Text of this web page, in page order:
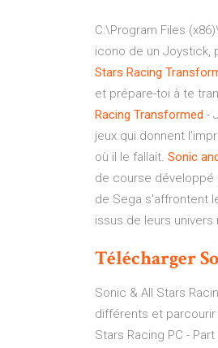
C:\Program Files
icono de un Joystick,
Stars Racing
et prépare-toi à te
Racing Transformed -
jeux qui donnent
où il le fallait. Sonic
de course développé
de Sega s'affrontent
issus de leurs
Télécharger
Sonic & All Stars
différents et parcourir
Stars Racing PC -